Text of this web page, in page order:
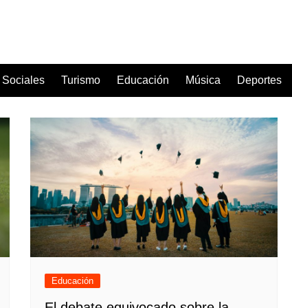
Sociales Turismo Educación Música Deportes
Educación